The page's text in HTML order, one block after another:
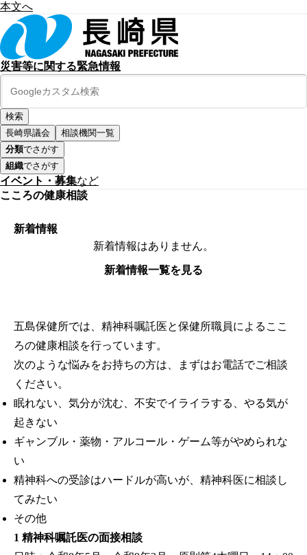
本文へ
災害等に関する緊急情報
長崎県議会
相談機関一覧
分類でさがす
組織でさがす
イベント・募集など
こころの健康相談
新着情報
新着情報はありません。
新着情報一覧を見る
五島保健所では、精神科嘱託医と保健所職員によるここ
ろの健康相談を行っています。
次のような悩みをお持ちの方は、まずはお電話でご相談
ください。
眠れない、気分が沈む、不安でイライラする、やる気が
起きない
ギャンブル・薬物・アルコール・ゲーム等がやめられな
い
精神科への受診はハードルが高いが、精神科医に相談し
てみたい
その他
1 精神科嘱託医の面接相談